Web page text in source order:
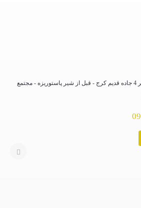
دفتر مرکزی - تهران -کیلومتر 4 جاده قدیم کرج - قبل از شیر پاستوریزه - مجتمع